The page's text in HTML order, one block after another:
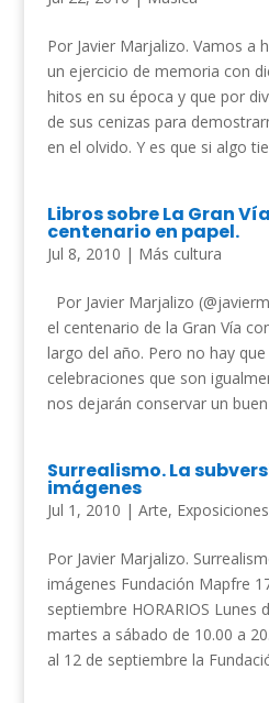
Por Javier Marjalizo. Vamos a
un ejercicio de memoria con
hitos en su época y que por
de sus cenizas para
en el olvido. Y es que si algo
Libros sobre La Gran
centenario en papel.
Jul 8, 2010 | Más cultura
Por Javier Marjalizo
el centenario de la Gran Vía
largo del año. Pero no hay
celebraciones que son
nos dejarán conservar un
Surrealismo. La
imágenes
Jul 1, 2010 | Arte, Exposiciones
Por Javier Marjalizo.
imágenes Fundación Mapfre
septiembre HORARIOS Lunes
martes a sábado de 10.00 a
al 12 de septiembre la